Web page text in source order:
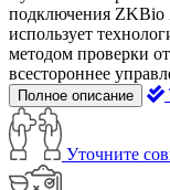
подключения ZKBio
использует
методом проверки
всестороннее
Полное описание
Уточните